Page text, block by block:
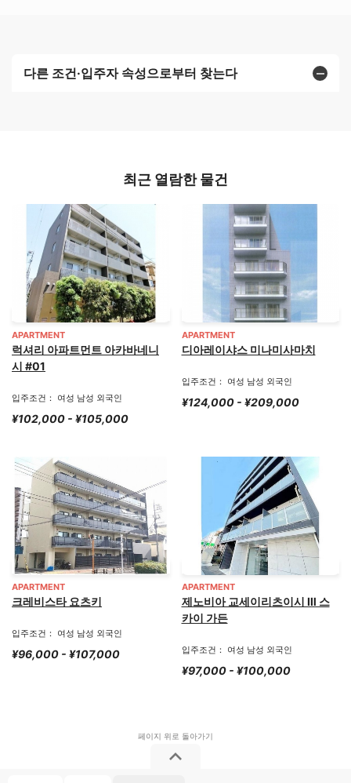
다른 조건·입주자 속성으로부터 찾는다
최근 열람한 물건
APARTMENT
럭셔리 아파트먼트 아카바네니
시 #01
입주조건： 여성 남성 외국인
¥102,000 - ¥105,000
APARTMENT
디아레이샤스 미나미사마치
입주조건： 여성 남성 외국인
¥124,000 - ¥209,000
APARTMENT
크레비스타 요츠키
입주조건： 여성 남성 외국인
¥96,000 - ¥107,000
APARTMENT
제노비아 교세이리츠이시 Ⅲ 스
카이 가든
입주조건： 여성 남성 외국인
¥97,000 - ¥100,000